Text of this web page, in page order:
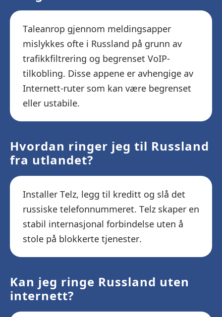
Taleanrop gjennom meldingsapper
mislykkes ofte i Russland på grunn av
trafikkfiltrering og begrenset VoIP-
tilkobling. Disse appene er avhengige av
Internett-ruter som kan være begrenset
eller ustabile.
Hvordan ringer jeg til Russland
fra utlandet?
Installer Telz, legg til kreditt og slå det
russiske telefonnummeret. Telz skaper en
stabil internasjonal forbindelse uten å
stole på blokkerte tjenester.
Kan jeg ringe Russland uten
internett?